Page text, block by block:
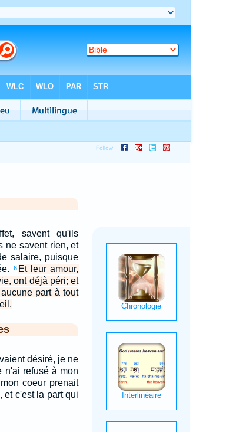
savent qu'ils
ne savent rien, et
salaire, puisque
6 Et leur amour,
ont déjà péri; et
part à tout
désiré, je ne
n'ai refusé à mon
coeur prenait
et c'est la part qui